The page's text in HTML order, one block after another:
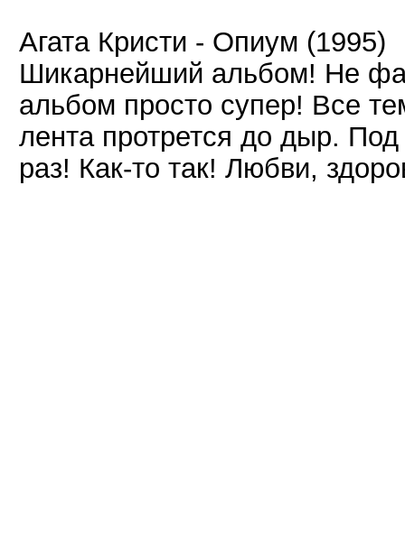
Агата Кристи - Опиум (1995)
Шикарнейший альбом! Не
альбом просто супер! Все
лента протрется до дыр.
раз! Как-то так! Любви,